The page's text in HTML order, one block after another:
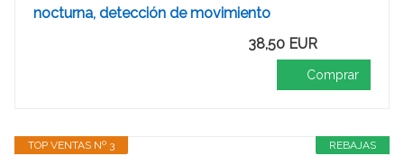
nocturna, detección de movimiento
38,50 EUR
Comprar
REBAJAS
TOP VENTAS Nº 3